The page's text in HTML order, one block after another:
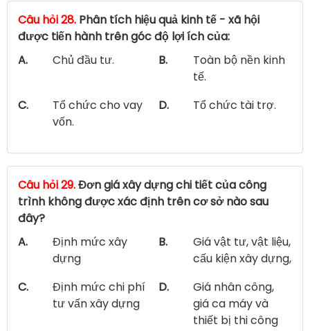
Câu hỏi 28. Phân tích hiệu quả kinh tế - xã hội
được tiến hành trên góc độ lợi ích của:
A.
Chủ đầu tư. B.
Toàn bộ nền kinh
tế.
C.
Tổ chức cho vay
vốn.
D. Tổ chức tài trợ.
Câu hỏi 29.Đơn giá xây dựng chi tiết của công
trình không được xác định trên cơ sở nào sau
đây?
A.
Định mức xây
dựng
B.
Giá vật tư, vật liệu,
cấu kiện xây dựng,
C.
Định mức chi phí
tư vấn xây dựng
D.
Giá nhân công,
giá ca máy và
thiết bị thi công